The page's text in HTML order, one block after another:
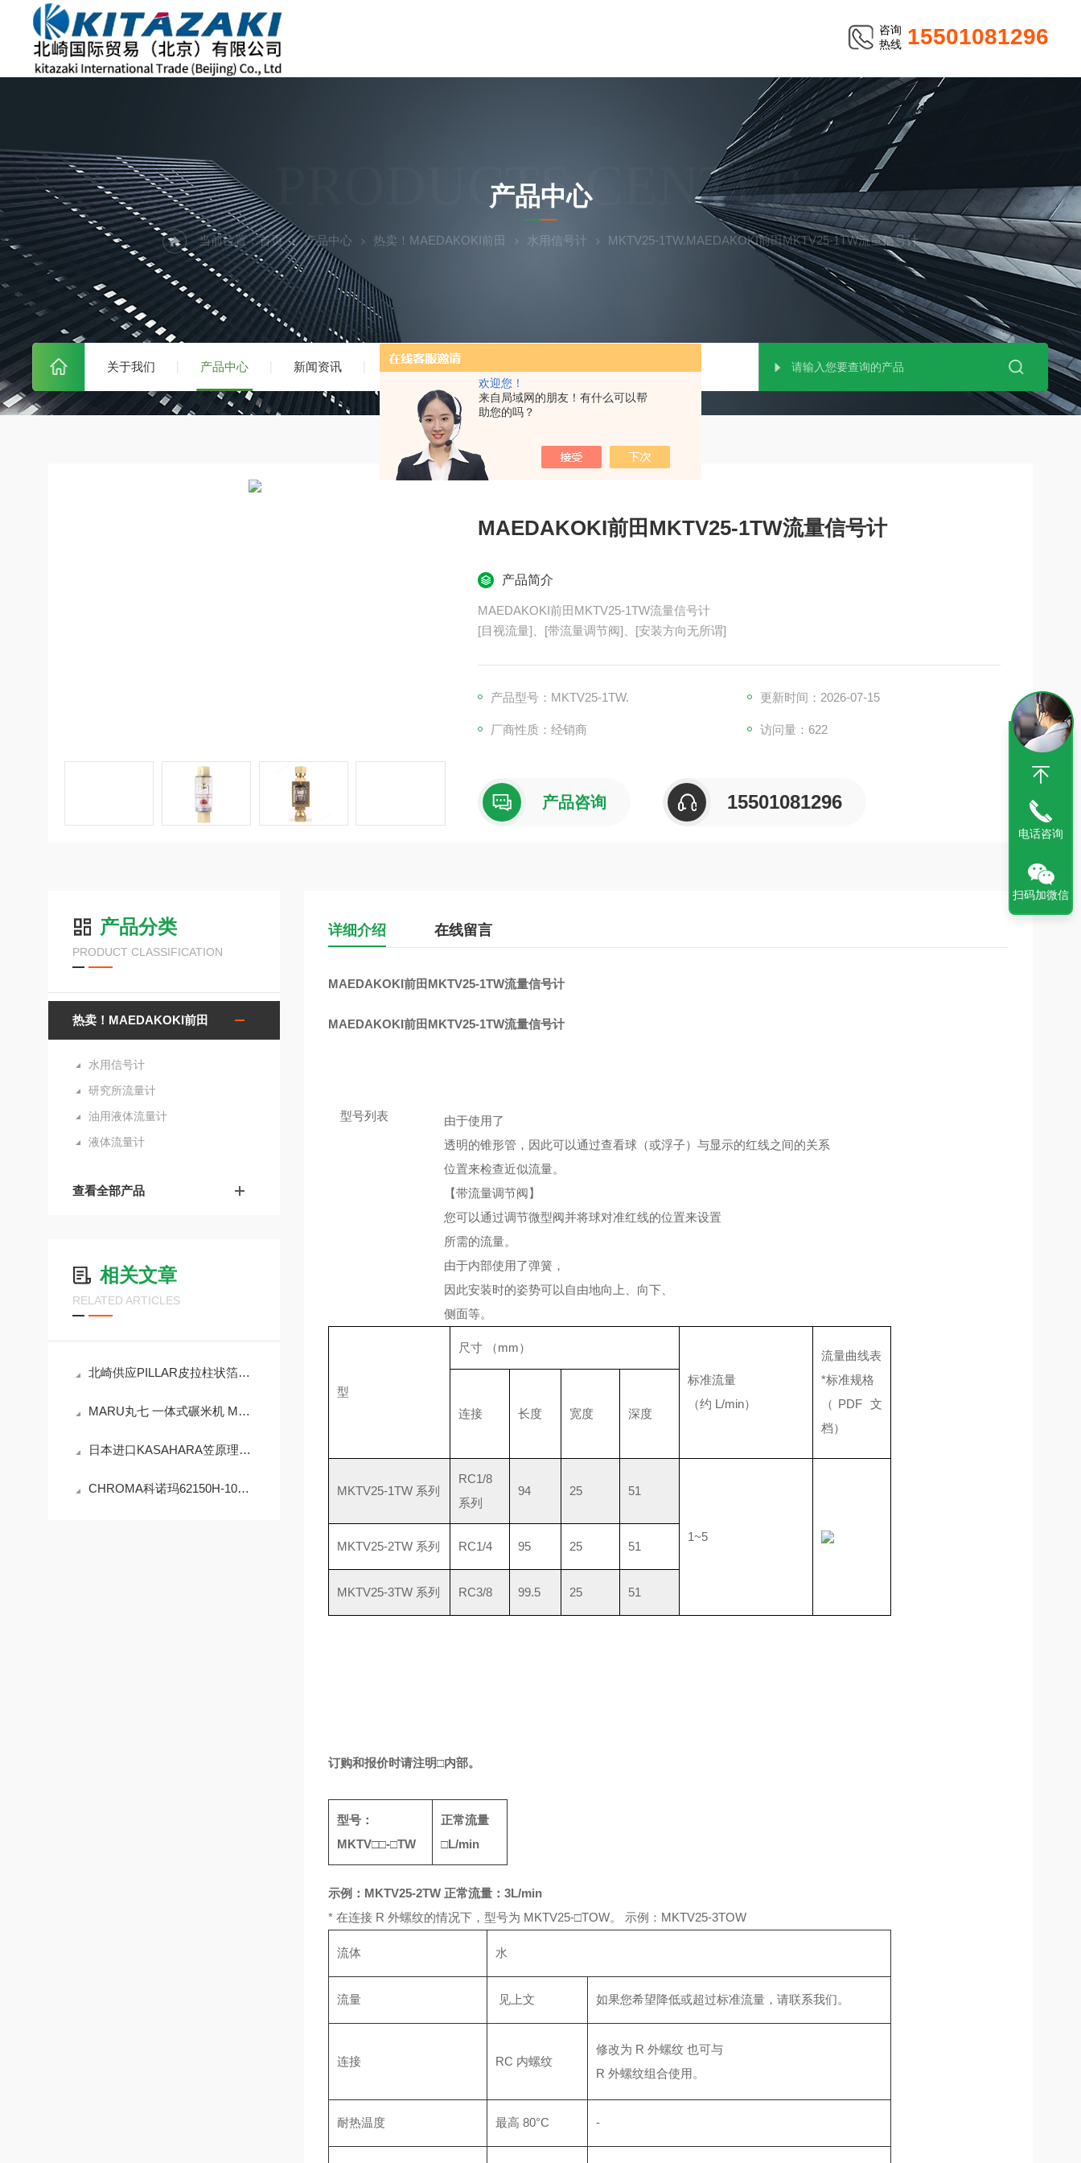
欢迎您！
来自局域网的朋友！有什么可以帮
助您的吗？
咨询
热线 15501081296
关于我们 产品中心 新闻资讯 技术文章
PRODUCTS CENTER
产品中心
当前位置：首页 产品中心 热卖！MAEDAKOKI前田 水用信号计 MKTV25-1TW.MAEDAKOKI前田MKTV25-1TW流量信号计
MAEDAKOKI前田MKTV25-1TW流量信号计
产品简介
MAEDAKOKI前田MKTV25-1TW流量信号计
[目视流量]、[带流量调节阀]、[安装方向无所谓]
产品型号：MKTV25-1TW. 更新时间：2026-07-15
厂商性质：经销商 访问量：622
产品咨询 15501081296
产品分类
PRODUCT CLASSIFICATION
热卖！MAEDAKOKI前田
水用信号计
研究所流量计
油用液体流量计
液体流量计
查看全部产品
相关文章
RELATED ARTICLES
北崎供应PILLAR皮拉柱状箔™编织盘根No6710CL
MARU丸七 一体式碾米机 MC200R 进口供应
日本进口KASAHARA笠原理化化学浓度计LQ-5Z
CHROMA科诺玛62150H-1000S可程控直流电源太阳能电池阵列仿真功能
详细介绍 在线留言
MAEDAKOKI前田MKTV25-1TW流量信号计
MAEDAKOKI前田MKTV25-1TW流量信号计
由于使用了
透明的锥形管，因此可以通过查看球（或浮子）与显示的红线之间的关系
位置来检查近似流量。
【带流量调节阀】
您可以通过调节微型阀并将球对准红线的位置来设置
所需的流量。
由于内部使用了弹簧，
因此安装时的姿势可以自由地向上、向下、
侧面等。
型号列表
型
尺寸 （mm）
标准流量
（约 L/min）
流量曲线表
*标准规格
（PDF 文
档）
连接 长度 宽度 深度
MKTV25-1TW 系列
RC1/8
系列
94 25 51
1~5
MKTV25-2TW 系列 RC1/4 95 25 51
MKTV25-3TW 系列 RC3/8 99.5 25 51
订购和报价时请注明□内部。
型号：
MKTV□□-□TW
正常流量
□L/min
示例：MKTV25-2TW 正常流量：3L/min
* 在连接 R 外螺纹的情况下，型号为 MKTV25-□TOW。 示例：MKTV25-3TOW
流体 水
流量 见上文 如果您希望降低或超过标准流量，请联系我们。
连接 RC 内螺纹
修改为 R 外螺纹 也可与
R 外螺纹组合使用。
耐热温度 最高 80°C -
电话咨询
扫码加微信